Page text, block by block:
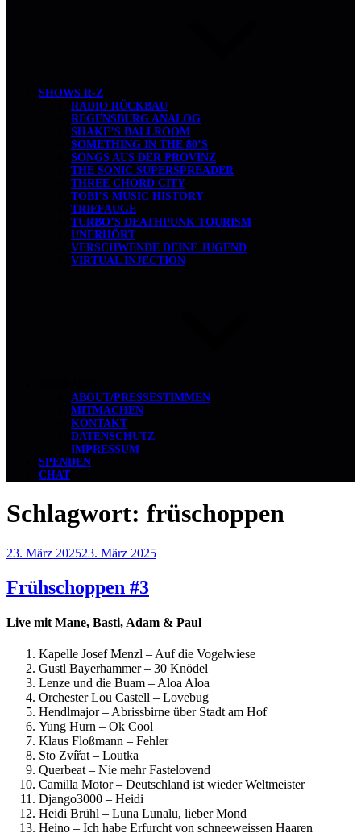
SHOWS R-Z
RADIO RÜCKBAU
REGENSBURG ANALOG
SHAKE’S BALLROOM
SOMETHING IN THE 80’S
SONGS AUS DER PROVINZ
THE SONIC SUPERSPREADER
THREE CHORD CITY
TOBI’S MUSIC HISTORY
TRIEFAUGE
TURBO’S DEATHPUNK TOURISM
UNERHÖRT
VERSCHWENDE DEINE JUGEND
VIRTUAL INJECTION
ABOUT/PRESSESTIMMEN
MITMACHEN
KONTAKT
DATENSCHUTZ
IMPRESSUM
SPENDEN
CHAT
Schlagwort: früschoppen
Veröffentlicht
23. März 202523. März 2025
Frühschoppen #3
Live mit Mane, Basti, Adam & Paul
Kapelle Josef Menzl – Auf die Vogelwiese
Gustl Bayerhammer – 30 Knödel
Lenze und die Buam – Aloa Aloa
Orchester Lou Castell – Lovebug
Hendlmajor – Abrissbirne über Stadt am Hof
Yung Hurn – Ok Cool
Klaus Floßmann – Fehler
Sto Zvířat – Loutka
Querbeat – Nie mehr Fastelovend
Camilla Motor – Deutschland ist wieder Weltmeister
Django3000 – Heidi
Heidi Brühl – Luna Lunalu, lieber Mond
Heino – Ich habe Erfurcht von schneeweissen Haaren